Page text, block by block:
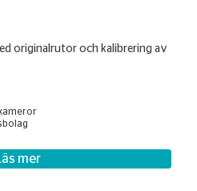
originalrutor och kalibrering av
mer